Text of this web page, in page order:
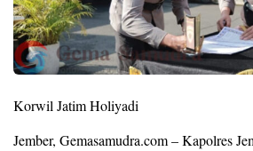
Korwil Jatim Holiyadi
Jember, Gemasamudra.com – Kapolres